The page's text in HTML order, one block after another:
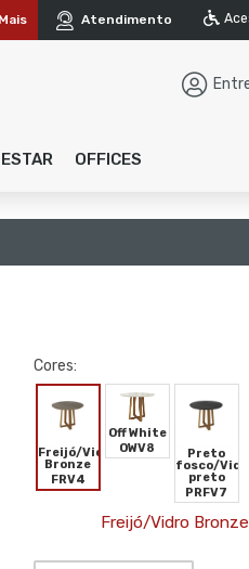
Atendimento
OFFICES
Cores:
Freijó/Vidro
Bronze
FRV4
Off White
OWV8
Preto
fosco/Vidro
preto
PRFV7
Freijó/Vidro Bronze